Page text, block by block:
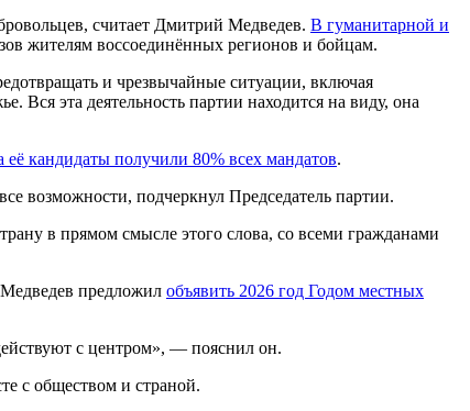
считает Дмитрий Медведев. В гуманитарной и
жителям воссоединённых регионов и бойцам.
и чрезвычайные ситуации, включая
Вся эта деятельность партии находится на виду, она
кандидаты получили 80% всех мандатов.
возможности, подчеркнул Председатель партии.
в прямом смысле этого слова, со всеми гражданами
предложил объявить 2026 год Годом местных
с центром», — пояснил он.
с обществом и страной.